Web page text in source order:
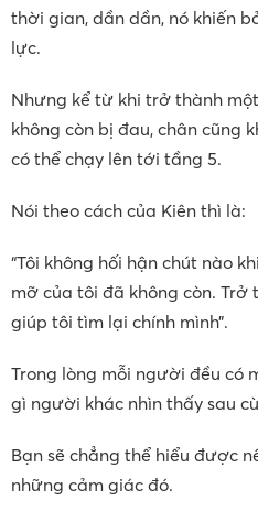
thời gian, dần dần, nó khiến
lực.
Nhưng kể từ khi trở thành
không còn bị đau, chân cũng
có thể chạy lên tới tầng 5.
Nói theo cách của Kiên thì là:
“Tôi không hối hận chút nào
mỡ của tôi đã không còn. Trở
giúp tôi tìm lại chính mình”.
Trong lòng mỗi người đều có
gì người khác nhìn thấy sau
Bạn sẽ chẳng thể hiểu được
những cảm giác đó.